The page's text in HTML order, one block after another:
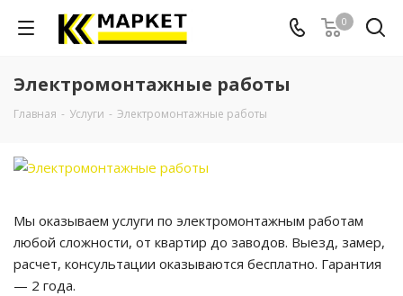
0
Электромонтажные работы
Главная - Услуги - Электромонтажные работы
Мы оказываем услуги по электромонтажным работам
любой сложности, от квартир до заводов. Выезд, замер,
расчет, консультации оказываются бесплатно. Гарантия
— 2 года.